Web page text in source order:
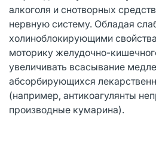
алкоголя и снотворных
нервную систему. Обладая
холиноблокирующими
моторику желудочно-
увеличивать всасывание
абсорбирующихся
(например, антикоагулянты
производные кумарина).